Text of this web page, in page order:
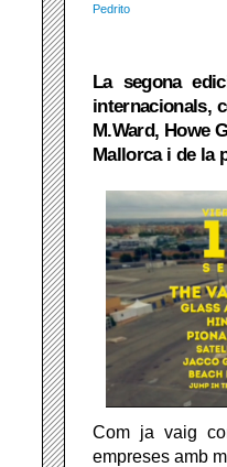
Pedrito
La segona
internacionals,
M.Ward, Howe
Mallorca i de la
Com ja vaig
empreses amb